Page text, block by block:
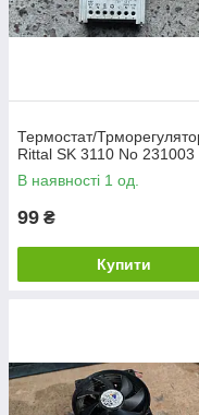
Термостат/
Rittal SK 3110 No 231003
В наявності 1 од.
99 ₴
Купити